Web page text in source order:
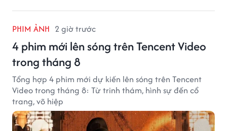
PHIM ẢNH 2 giờ trước
4 phim mới lên sóng trên Tencent Video
trong tháng 8
Tổng hợp 4 phim mới dự kiến lên sóng trên Tencent
Video trong tháng 8: Từ trinh thám, hình sự đến cổ
trang, võ hiệp